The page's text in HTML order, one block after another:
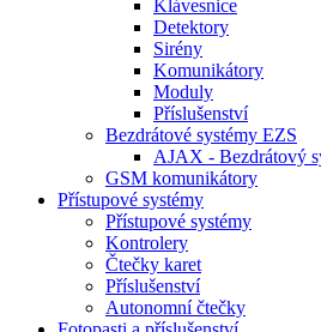
Klávesnice
Detektory
Sirény
Komunikátory
Moduly
Příslušenství
Bezdrátové systémy EZS
AJAX - Bezdrátový
GSM komunikátory
Přístupové systémy
Přístupové systémy
Kontrolery
Čtečky karet
Příslušenství
Autonomní čtečky